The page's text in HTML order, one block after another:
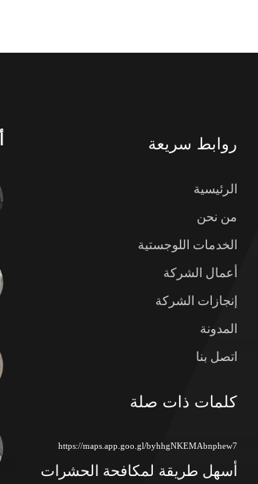
روابط سريعة
الرئيسية
من نحن
الخدمات اللوجستية
أعمال الشركة
إنجازات الشركة
المدونة
اتصل بنا
كلمات ذات صلة
https://maps.app.goo.gl/byhhgNKEMAbnphew7
أسهل طريقة لمكافحة الحشرات